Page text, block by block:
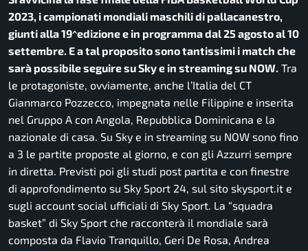
2023, i campionati mondiali maschili di pallacanestro,
giunti alla 19^edizione e in programma dal 25 agosto al 10
settembre. E a tal proposito sono tantissimi i match che
sarà possibile seguire su Sky e in streaming su NOW. Tra
le protagoniste, ovviamente, anche l’Italia del CT
Gianmarco Pozzecco, impegnata nelle Filippine e inserita
nel Gruppo A con Angola, Repubblica Dominicana e la
nazionale di casa. Su Sky e in streaming su NOW sono fino
a 3 le partite proposte al giorno, e con gli Azzurri sempre
in diretta. Previsti poi gli studi post partita e con finestre
di approfondimento su Sky Sport 24, sul sito skysport.it e
sugli account social ufficiali di Sky Sport. La “squadra
basket” di Sky Sport che racconterà il mondiale sarà
composta da Flavio Tranquillo, Geri De Rosa, Andrea